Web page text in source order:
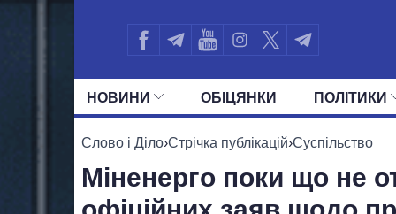
НОВИНИ ОБIЦЯНКИ ПОЛIТИКИ
УСІ ПОЛІТИКИ ПРЕЗИДЕНТ І ОФІС
Слово і Діло›Стрічка публікацій›Суспільство
Міненерго поки що не